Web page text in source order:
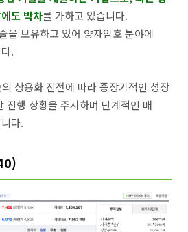
도 박차를 가하고 있습니다.
을 보유하고 있어 양자암호 분야에
.
상용화 진전에 따라 중장기적인 성장
진행 상황을 주시하며 단계적인 매
다.